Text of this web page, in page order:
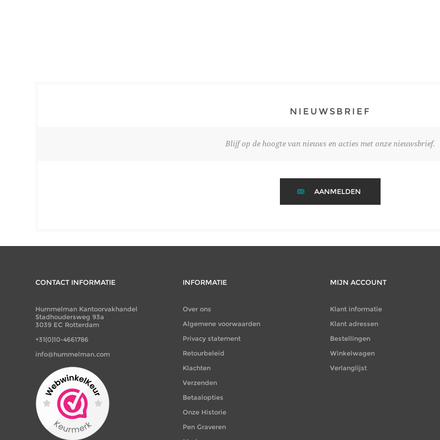
NIEUWSBRIEF
Blijf op de hoogte van nieuws en acties met onze nieuwsbrief.
AANMELDEN
CONTACT INFORMATIE
Hummelman Kantoorvakhandel
Stadhoudersweg 93a
3039 EC Rotterdam
+31(0)10-4661786
info@hummelman.com
INFORMATIE
Over ons
Algemene voorwaarden
Privacy statement
Retourbeleid
Klachten
Verzenden
Betaalopties
Onze Historie
Pen Graveren
MIJN ACCOUNT
Klant informatie
Klant adressen
Bestellingen
Winkelwagen
Verlanglijst